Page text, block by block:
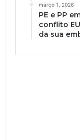
março 1, 2026
PE e PP
conflito
da sua